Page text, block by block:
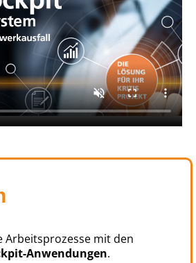
Arbeitsprozesse mit den
Anwendungen.